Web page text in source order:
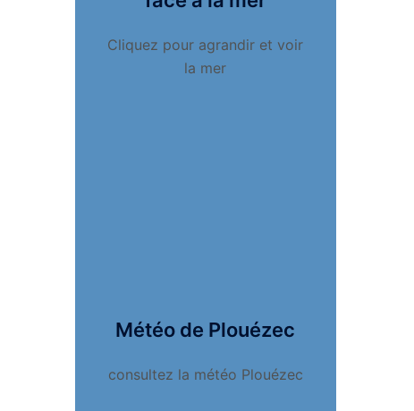
Cliquez pour agrandir et voir
la mer
Météo de Plouézec
consultez la météo Plouézec